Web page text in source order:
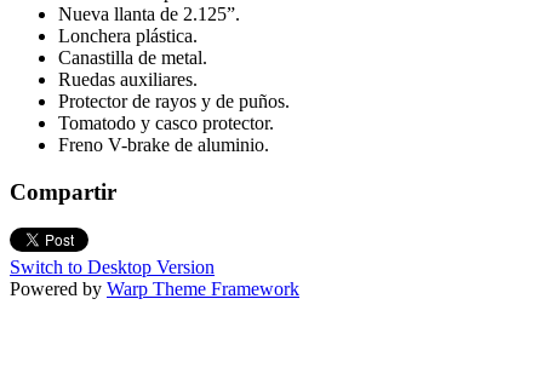
Nueva llanta de 2.125”.
Lonchera plástica.
Canastilla de metal.
Ruedas auxiliares.
Protector de rayos y de puños.
Tomatodo y casco protector.
Freno V-brake de aluminio.
Compartir
Switch to Desktop Version
Powered by Warp Theme Framework